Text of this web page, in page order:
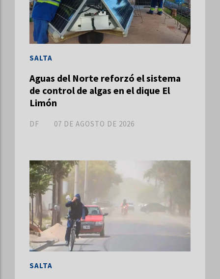
Aguas del Norte reforzó el sistema
de control de algas en el dique El
Limón
DF
SALTA
07 DE AGOSTO DE 2026
SALTA